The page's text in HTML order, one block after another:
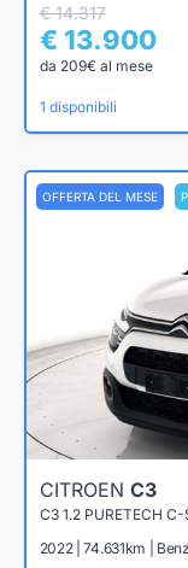
€ 14.317
€ 13.900
da 209€ al mese
1 disponibili
OFFERTA DEL MESE
CITROEN C3
C3 1.2 PURETECH
2022 | 74.631km |